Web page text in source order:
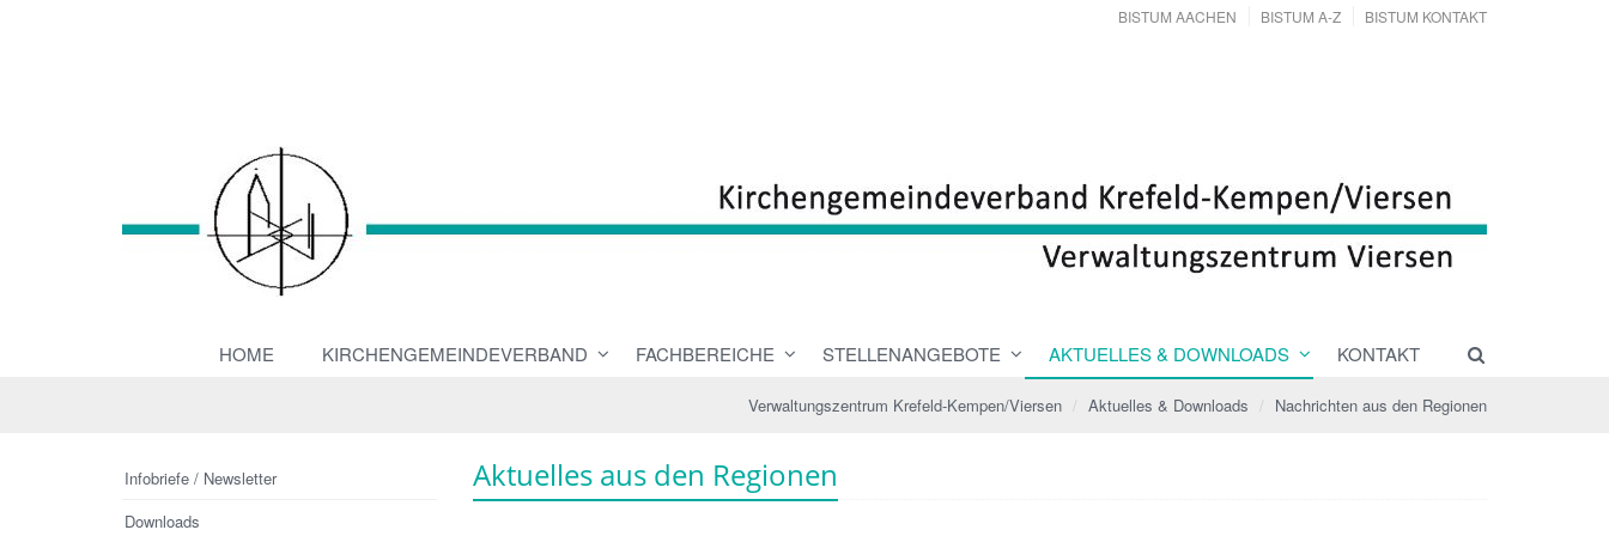
BISTUM AACHEN BISTUM A-Z BISTUM KONTAKT
HOME KIRCHENGEMEINDEVERBAND FACHBEREICHE STELLENANGEBOTE AKTUELLES & DOWNLOADS KONTAKT
Verwaltungszentrum Krefeld-Kempen/Viersen Aktuelles & Downloads Nachrichten aus den Regionen
Aktuelles aus den Regionen
Infobriefe / Newsletter
Downloads